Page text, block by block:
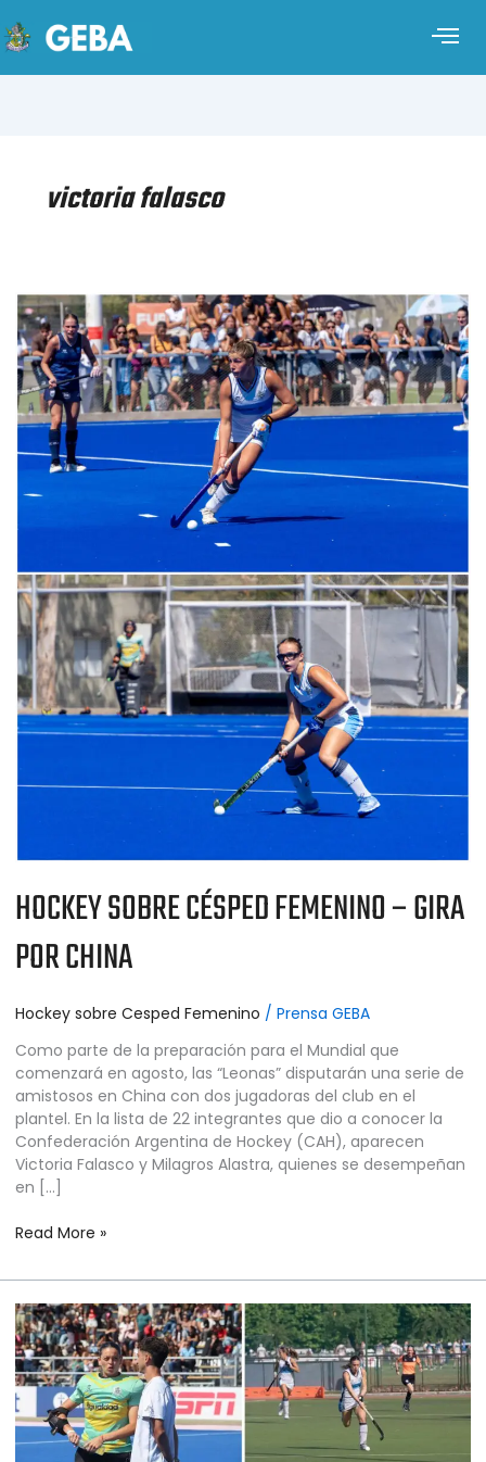
victoria falasco
HOCKEY SOBRE CÉSPED FEMENINO – GIRA
POR CHINA
Hockey sobre Cesped Femenino / Prensa GEBA
Como parte de la preparación para el Mundial que
comenzará en agosto, las “Leonas” disputarán una serie de
amistosos en China con dos jugadoras del club en el
plantel. En la lista de 22 integrantes que dio a conocer la
Confederación Argentina de Hockey (CAH), aparecen
Victoria Falasco y Milagros Alastra, quienes se desempeñan
en […]
HOCKEY
SOBRE
CÉSPED
FEMENINO
–
GIRA
CHINA
Read More »
HOCKEY
SOBRE
CÉSPED
FEMENINO
–
CONVOCATORIA
LEONAS